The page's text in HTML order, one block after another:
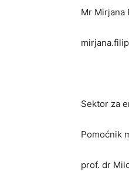
Mr Mirjana
Sеktor za
Pomoćnik
prof. dr